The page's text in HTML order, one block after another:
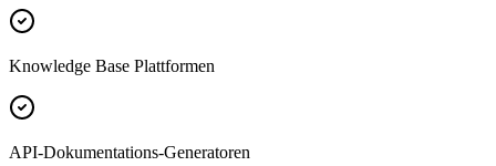
Knowledge Base Plattformen
API-Dokumentations-Generatoren